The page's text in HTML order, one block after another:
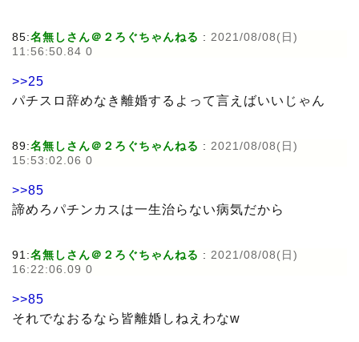
85:名無しさん＠２ろぐちゃんねる : 2021/08/08(日)
11:56:50.84 0
>>25
パチスロ辞めなき離婚するよって言えばいいじゃん
89:名無しさん＠２ろぐちゃんねる : 2021/08/08(日)
15:53:02.06 0
>>85
諦めろパチンカスは一生治らない病気だから
91:名無しさん＠２ろぐちゃんねる : 2021/08/08(日)
16:22:06.09 0
>>85
それでなおるなら皆離婚しねえわなw